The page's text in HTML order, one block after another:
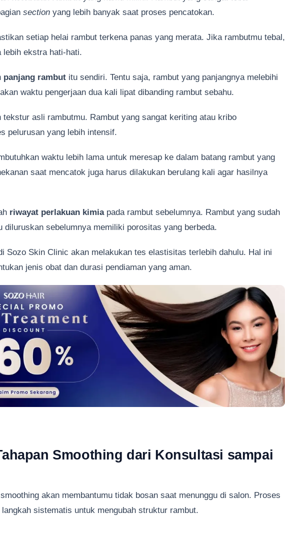
section yang lebih banyak saat proses pencatokan.
setiap helai rambut terkena panas yang merata. Jika rambutmu tebal,
lebih ekstra hati-hati.
panjang rambut itu sendiri. Tentu saja, rambut yang panjangnya melebihi
waktu pengerjaan dua kali lipat dibanding rambut sebahu.
tekstur asli rambutmu. Rambut yang sangat keriting atau kribo
pelurusan yang lebih intensif.
waktu lebih lama untuk meresap ke dalam batang rambut yang
saat mencatok juga harus dilakukan berulang kali agar hasilnya
riwayat perlakuan kimiapada rambut sebelumnya. Rambut yang sudah
diluruskan sebelumnya memiliki porositas yang berbeda.
Sozo Skin Clinic akan melakukan tes elastisitas terlebih dahulu. Hal ini
jenis obat dan durasi pendiaman yang aman.
Smoothing dari Konsultasi sampai
akan membantumu tidak bosan saat menunggu di salon. Proses
sistematis untuk mengubah struktur rambut.